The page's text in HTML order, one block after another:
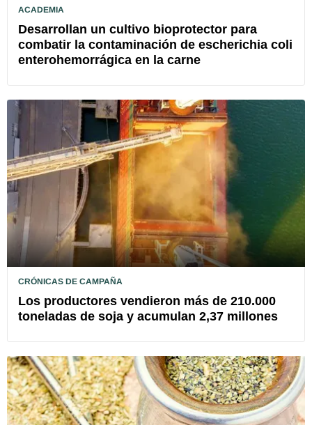
ACADEMIA
Desarrollan un cultivo bioprotector para
combatir la contaminación de escherichia coli
enterohemorrágica en la carne
CRÓNICAS DE CAMPAÑA
Los productores vendieron más de 210.000
toneladas de soja y acumulan 2,37 millones